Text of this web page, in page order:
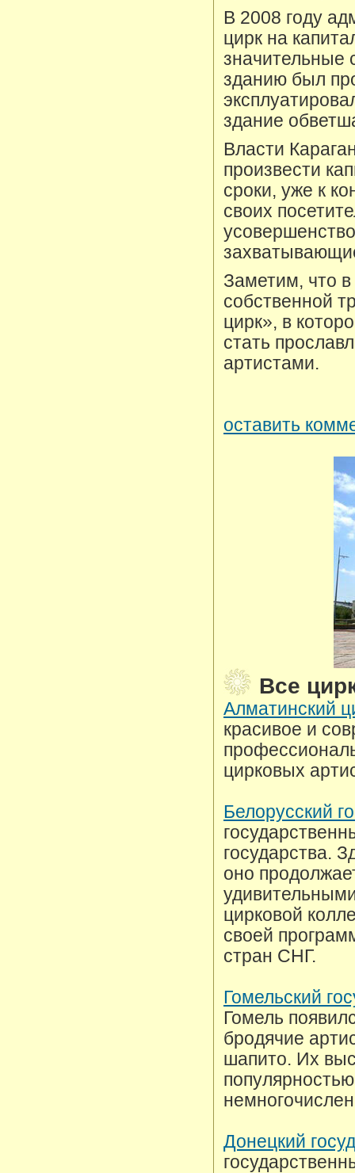
В 2008 году
цирк на
значительные
зданию был
здание
Власти
произвести
сроки, уже к
своих
Заметим, что
собственной
цирк», в
стать
артистами.
оставить
Все
Алматинский
красивое и
цирковых
Белорусский
государства.
оно
цирковой
своей
стран СНГ.
Гомельский
Гомель
бродячие
шапито. Их
Донецкий